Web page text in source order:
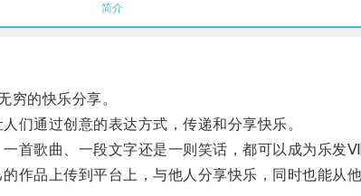
简介
的快乐分享。
通过创意的表达方式，传递和分享快乐。
歌曲、一段文字还是一则笑话，都可以成为乐发
品上传到平台上，与他人分享快乐，同时也能从他